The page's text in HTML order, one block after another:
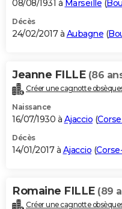
08/08/1931 à Marseille (
Décès
24/02/2017 à Aubagne (
Jeanne FILLE (86
Créer une cagnotte
Naissance
16/07/1930 à Ajaccio (
Décès
14/01/2017 à Ajaccio (
Romaine FILLE (89
Créer une cagnotte